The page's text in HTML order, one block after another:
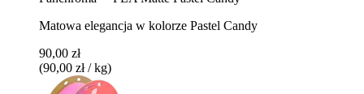
Matowa elegancja w kolorze Pastel Candy
90,00 zł
(90,00 zł / kg)